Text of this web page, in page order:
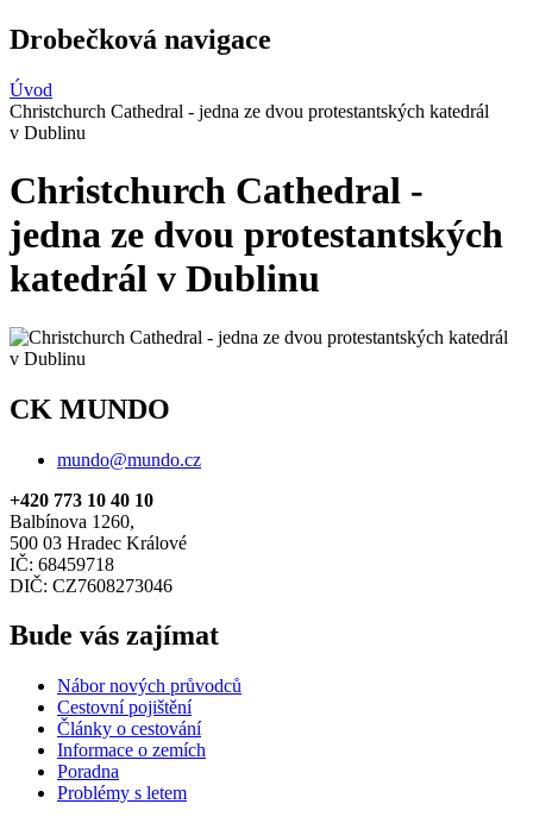
Drobečková navigace
Úvod
Christchurch Cathedral - jedna ze dvou protestantských katedrál
v Dublinu
Christchurch Cathedral -
jedna ze dvou protestantských
katedrál v Dublinu
CK MUNDO
mundo@mundo.cz
+420 773 10 40 10
Balbínova 1260,
500 03 Hradec Králové
IČ: 68459718
DIČ: CZ7608273046
Bude vás zajímat
Nábor nových průvodců
Cestovní pojištění
Články o cestování
Informace o zemích
Poradna
Problémy s letem